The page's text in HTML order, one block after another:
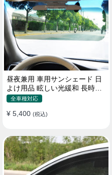
昼夜兼用 車用サンシェード 日
よけ用品 眩しい光緩和 長時間
運転 特殊遮光素材
全車種対応
¥ 5,400 (税込)